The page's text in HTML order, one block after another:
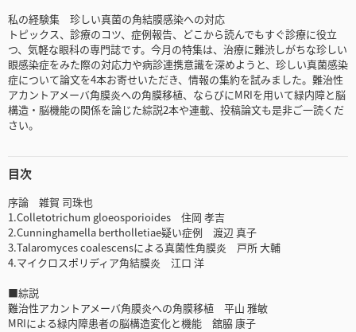
私の経験集 珍しい真菌の角結膜感染への対応
トピックス、診療のコツ、症例報告、どこから読んでもすぐ診療に役立
つ、気軽な眼科の専門誌です。今月の特集は、治療に難渋しがちな珍しい
眼感染症をみた際の対応力や病診連携意識を深めようと、珍しい真菌感染
症について論文を4本お寄せいただき、情報の集約を試みました。難治性
アカントアメーバ角膜炎への角膜移植、ならびにMRIを用いて緑内障と脳
構造・脳機能の関係を論じた綜説2本や連載、投稿論文も是非ご一読くだ
さい。
目次
序論 雑賀 司珠也
1.Colletotrichum gloeosporioides 住岡 孝吉
2.Cunninghamella bertholletiae疑い症例 渡辺 真子
3.Talaromyces coalescensによる真菌性角膜炎 戸所 大輔
4.マイクロスポリディア角結膜炎 江口 洋
■綜説
難治性アカントアメーバ角膜炎への角膜移植 平山 雅敏
MRIによる緑内障患者の脳構造変化と機能 舘脇 康子